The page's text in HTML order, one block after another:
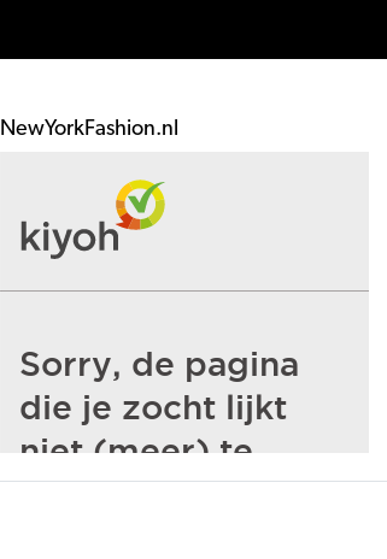
NewYorkFashion.nl